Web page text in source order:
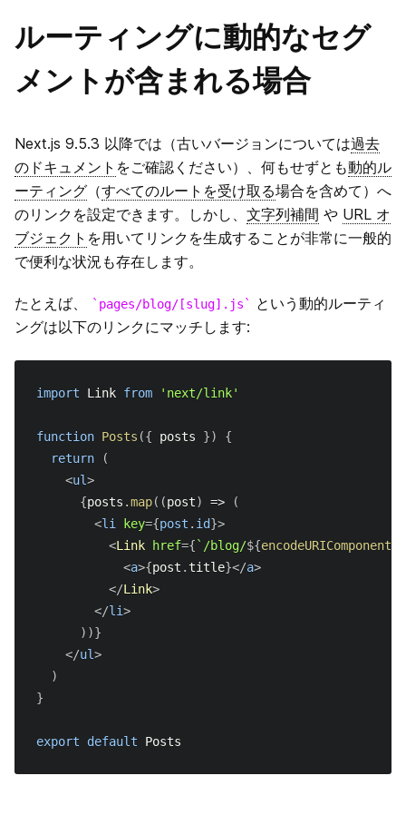
ルーティングに動的なセグ
メントが含まれる場合
Next.js 9.5.3 以降では（古いバージョンについては過去
のドキュメント をご確認ください）、何もせずとも動的ル
ーティング （すべてのルートを受け取る場合を含めて）へ
のリンクを設定できます。しかし、 文字列補間 や URL オ
ブジェクト を用いてリンクを生成することが非常に一般的
で便利な状況も存在します。
たとえば、 pages/blog/[slug].js
という動的ルーティ
ングは以下のリンクにマッチします:
import Link from 'next/link'
function Posts ({ posts })
{
return
(
<ul>
{posts .map( (post) =>
(
<li key={post . id}>
<Link href={ ` /blog/${encodeURIComponent
<a>{post .title}</a>
</Link>
</li>
) )}
</ul>
)
}
export default Posts